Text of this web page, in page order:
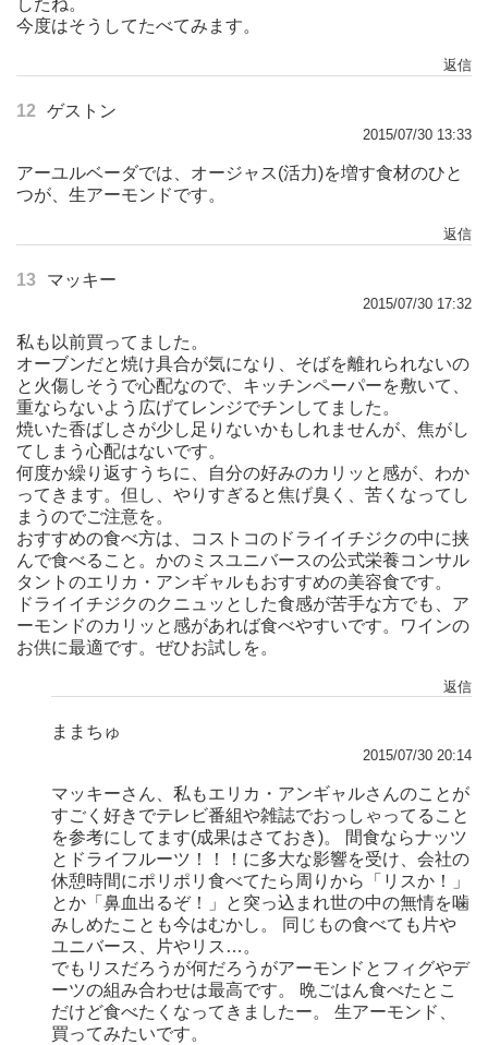
今度はそうしてたべてみます。
返信
12 ゲストン
2015/07/30 13:33
アーユルベーダでは、オージャス(活力)を増す食材のひと
つが、生アーモンドです。
返信
13 マッキー
2015/07/30 17:32
私も以前買ってました。
オーブンだと焼け具合が気になり、そばを離れられないの
と火傷しそうで心配なので、キッチンペーパーを敷いて、
重ならないよう広げてレンジでチンしてました。
焼いた香ばしさが少し足りないかもしれませんが、焦がし
てしまう心配はないです。
何度か繰り返すうちに、自分の好みのカリッと感が、わか
ってきます。但し、やりすぎると焦げ臭く、苦くなってし
まうのでご注意を。
おすすめの食べ方は、コストコのドライイチジクの中に挟
んで食べること。かのミスユニバースの公式栄養コンサル
タントのエリカ・アンギャルもおすすめの美容食です。
ドライイチジクのクニュッとした食感が苦手な方でも、ア
ーモンドのカリッと感があれば食べやすいです。ワインの
お供に最適です。ぜひお試しを。
返信
ままちゅ
2015/07/30 20:14
マッキーさん、私もエリカ・アンギャルさんのことが
すごく好きでテレビ番組や雑誌でおっしゃってること
を参考にしてます(成果はさておき)。 間食ならナッツ
とドライフルーツ！！！に多大な影響を受け、会社の
休憩時間にポリポリ食べてたら周りから「リスか！」
とか「鼻血出るぞ！」と突っ込まれ世の中の無情を噛
みしめたことも今はむかし。 同じもの食べても片や
ユニバース、片やリス…。
でもリスだろうが何だろうがアーモンドとフィグやデ
ーツの組み合わせは最高です。 晩ごはん食べたとこ
だけど食べたくなってきましたー。 生アーモンド、
買ってみたいです。